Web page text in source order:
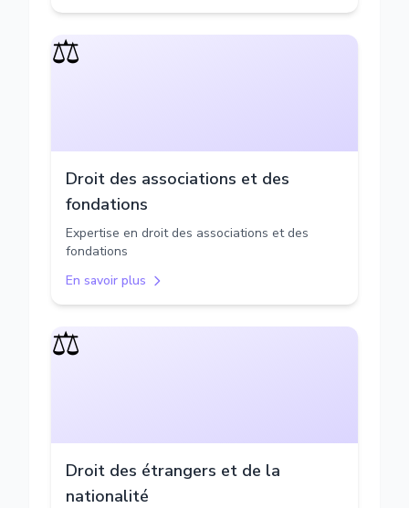
⚖️
Droit des associations et des
fondations
Expertise en droit des associations et des
fondations
En savoir plus
⚖️
Droit des étrangers et de la
nationalité